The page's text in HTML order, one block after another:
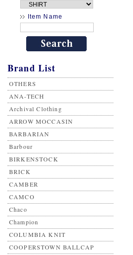
Item Name
Brand List
OTHERS
ANA-TECH
Archival Clothing
ARROW MOCCASIN
BARBARIAN
Barbour
BIRKENSTOCK
BRICK
CAMBER
CAMCO
Chaco
Champion
COLUMBIA KNIT
COOPERSTOWN BALLCAP